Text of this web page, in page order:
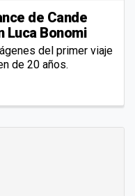
de Cande
Luca Bonomi
del primer viaje
de 20 años.